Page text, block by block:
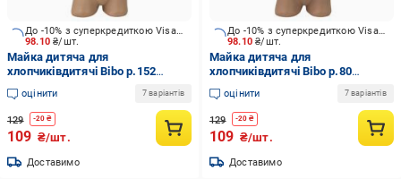
98.10₴/шт.
До -10% з суперкредиткою Visa Вигода
Майка дитяча для
хлопчиківдитячі Bibo р.152
різнокольоровий 44043
оцінити 7 варіантів
129 -20 ₴
109 ₴/шт.
Доставимо
98.10₴/шт.
До -10% з суперкредиткою Visa Вигода
Майка дитяча для
хлопчиківдитячі Bibo р.80
різнокольоровий 44037
оцінити 7 варіантів
129 -20 ₴
109 ₴/шт.
Доставимо